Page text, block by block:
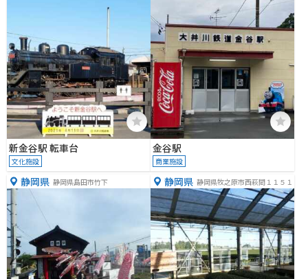
新金谷駅 転車台
文化施設
金谷駅
商業施設
静岡県 静岡県島田市竹下 静岡県 静岡県牧之原市西萩間１１５１